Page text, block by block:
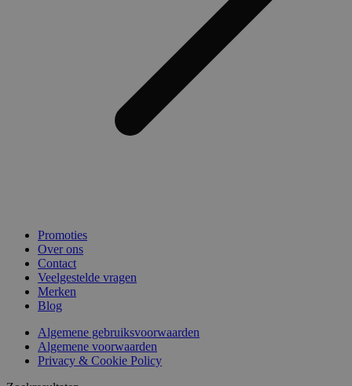
Promoties
Over ons
Contact
Veelgestelde vragen
Merken
Blog
Algemene gebruiksvoorwaarden
Algemene voorwaarden
Privacy & Cookie Policy